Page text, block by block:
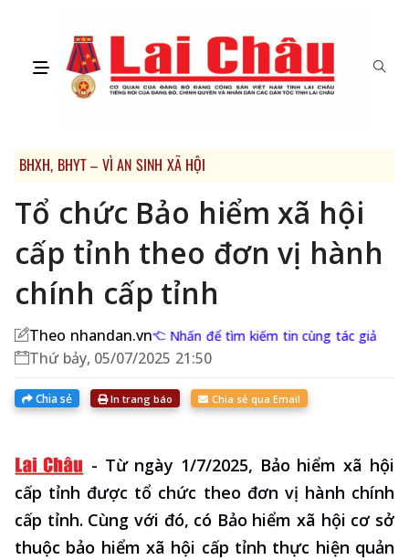
BHXH, BHYT – VÌ AN SINH XÃ HỘI
Tổ chức Bảo hiểm xã hội
cấp tỉnh theo đơn vị hành
chính cấp tỉnh
Theo nhandan.vn Nhấn để tìm kiếm tin cùng tác giả
Thứ bảy, 05/07/2025 21:50
Chia sẻ In trang báo Chia sẻ qua Email
- Từ ngày 1/7/2025, Bảo hiểm xã hội
cấp tỉnh được tổ chức theo đơn vị hành chính
cấp tỉnh. Cùng với đó, có Bảo hiểm xã hội cơ sở
thuộc bảo hiểm xã hội cấp tỉnh thực hiện quản